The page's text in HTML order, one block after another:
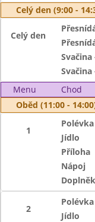
Celý den (9:00 -
Celý den
Menu
Chod
Oběd (11:00 -
1
Polévka
Jídlo
Příloha
Nápoj
Doplněk
2
Polévka
Jídlo